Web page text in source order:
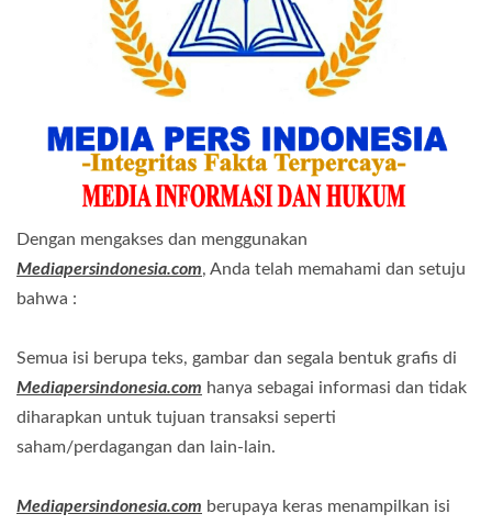
Dengan mengakses dan menggunakan
Mediapersindonesia.com, Anda telah memahami dan setuju
bahwa :
Semua isi berupa teks, gambar dan segala bentuk grafis di
Mediapersindonesia.com hanya sebagai informasi dan tidak
diharapkan untuk tujuan transaksi seperti
saham/perdagangan dan lain-lain.
Mediapersindonesia.com berupaya keras menampilkan isi